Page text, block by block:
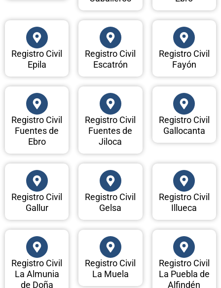
Registro Civil
Epila
Registro Civil
Escatrón
Registro Civil
Fayón
Registro Civil
Fuentes de
Ebro
Registro Civil
Fuentes de
Jiloca
Registro Civil
Gallocanta
Registro Civil
Gallur
Registro Civil
Gelsa
Registro Civil
Illueca
Registro Civil
La Almunia
de Doña
Registro Civil
La Muela
Registro Civil
La Puebla de
Alfindén